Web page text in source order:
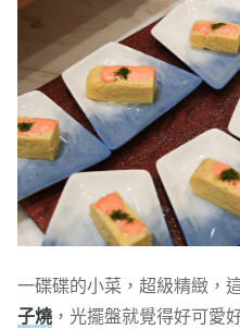
一碟碟的小菜，超級精緻，
子燒，光擺盤就覺得好可愛